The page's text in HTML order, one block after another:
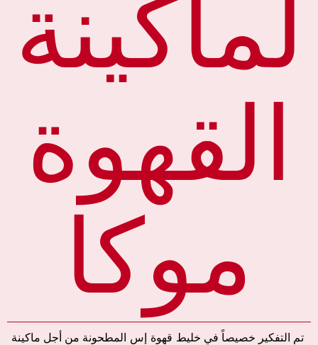
لماكينة
القهوة
موكا
تم التفكير خصيصاً في خليط قهوة إس المطحونة من أجل ماكينة